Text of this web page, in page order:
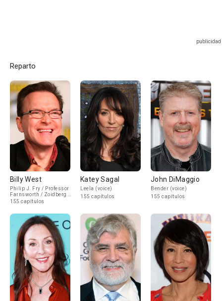
Reparto
Billy West
Philip J. Fry / Professor
Farnsworth / Zoidberg /
Zapp Brannigan (voice)
155 capítulos
Katey Sagal
Leela (voice)
155 capítulos
John DiMaggio
Bender (voice)
155 capítulos